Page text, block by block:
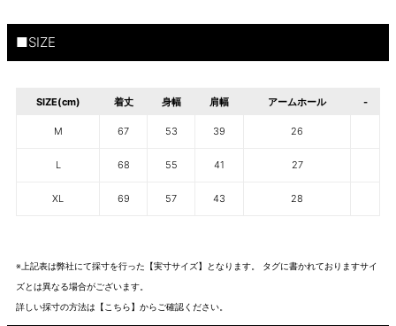
■SIZE
SIZE(cm) 着丈 身幅 肩幅 アームホール -
M 67 53 39 26
L 68 55 41 27
XL 69 57 43 28
※上記表は弊社にて採寸を行った【実寸サイズ】となります。 タグに書かれておりますサイ
ズとは異なる場合がございます。
詳しい採寸の方法は 【こちら】から ご確認ください。